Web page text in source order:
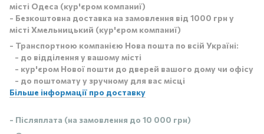
місті Одеса (кур'єром компаниї)
- Безкоштовна доставка на замовлення від 1000 грн у
місті Хмельницький (кур'єром компаниї)
- Транспортною компанією Нова пошта по всій Україні:
- до відділення у вашому місті
- кур'єром Нової пошти до дверей вашого дому чи офісу
- до поштомату у зручному для вас місці
Більше інформації про доставку
- Післяплата (на замовлення до 10 000 грн)